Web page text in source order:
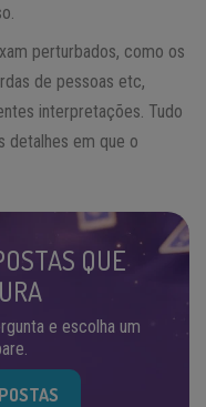
perturbados, como os
de pessoas etc,
interpretações. Tudo
detalhes em que o
QUE
e escolha um